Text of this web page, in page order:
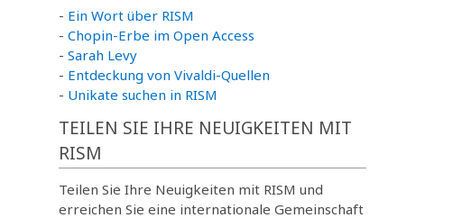
- Ein Wort über RISM
- Chopin-Erbe im Open Access
- Sarah Levy
- Entdeckung von Vivaldi-Quellen
- Unikate suchen in RISM
TEILEN SIE IHRE NEUIGKEITEN MIT
RISM
Teilen Sie Ihre Neuigkeiten mit RISM und
erreichen Sie eine internationale Gemeinschaft